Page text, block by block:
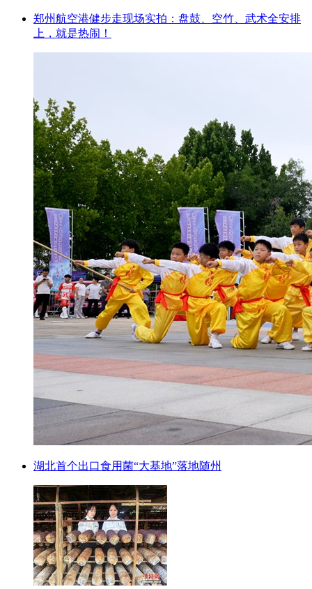
郑州航空港健步走现场实拍：盘鼓、空竹、武术全安排
上，就是热闹！
湖北首个出口食用菌“大基地”落地随州